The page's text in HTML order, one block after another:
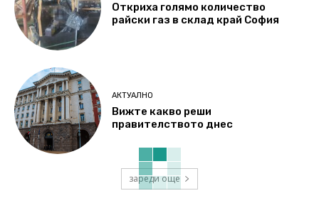
Откриха голямо количество
райски газ в склад край София
АКТУАЛНО
Вижте какво реши
правителството днес
зареди още